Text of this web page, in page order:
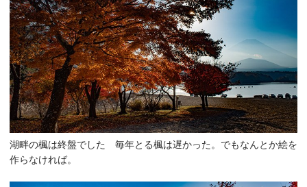
湖畔の楓は終盤でした 毎年とる楓は遅かった。でもなんとか絵を
作らなければ。